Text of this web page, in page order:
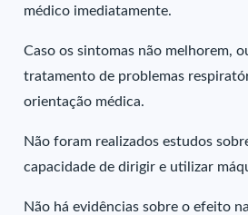
médico imediatamente.
Caso os sintomas não melhorem,
tratamento de problemas
orientação médica.
Não foram realizados estudos
capacidade de dirigir e utilizar
Não há evidências sobre o efeito